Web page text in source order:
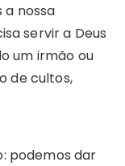
a nossa
servir a Deus
um irmão ou
de cultos,
podemos dar